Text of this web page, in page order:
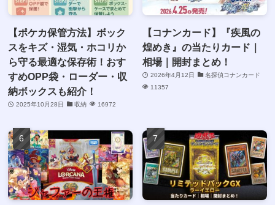
【ポケカ保管方法】ボック
スをキズ・湿気・ホコリか
ら守る最適な保存術！おす
すめOPP袋・ローダー・収
納ボックスも紹介！
2025年10月28日 収納 16972
【コナンカード】『疾風の
煌めき』の当たりカード｜
相場｜開封まとめ！
2026年4月12日
名探偵コナンカード
11357